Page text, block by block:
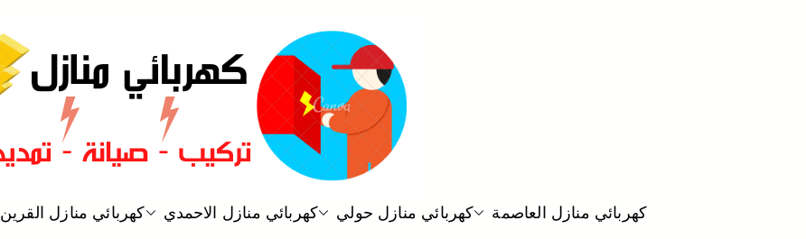
كهربائي منازل
فني كهربائي منازل الكويت كهربائي منازل العاصمة كهربائي منازل حولي كهربائي منازل الاحمدي كهربائي منازل القرين